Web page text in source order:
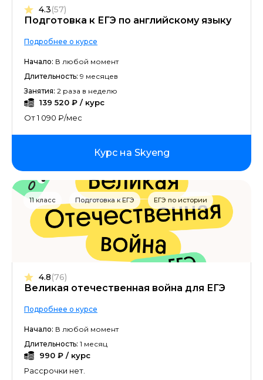
Подготовка к ЕГЭ по английскому языку
4.3(57)
Подробнее о курсе
Начало: В любой момент
Длительность: 9 месяцев
Занятия: 2 раза в неделю
139 520 ₽ / курс
От 1 090 ₽/мес
Курс на Skyeng
11 класс Подготовка к ЕГЭ ЕГЭ по истории
Великая отечественная война для ЕГЭ
4.8(76)
Подробнее о курсе
Начало: В любой момент
Длительность: 1 месяц
990 ₽ / курс
Рассрочки нет.